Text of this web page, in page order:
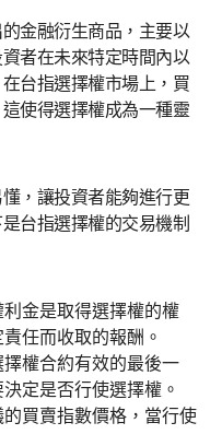
金融衍生商品，主要以
者在未來特定時間內以
台指選擇權市場上，買
使得選擇權成為一種靈
，讓投資者能夠進行更
台指選擇權的交易機制
金是取得選擇權的權
任而收取的報酬。
擇權合約有效的最後一
定是否行使選擇權。
買賣指數價格，當行使